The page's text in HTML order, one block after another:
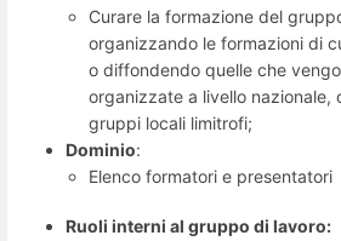
Curare la formazione del
organizzando le formazioni di
o diffondendo quelle che
organizzate a livello nazionale,
gruppi locali limitrofi;
Dominio:
Elenco formatori e presentatori
Ruoli interni al gruppo di lavoro: